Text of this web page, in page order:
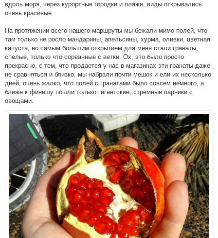
вдоль моря, через курортные городки и пляжи, виды открывались
очень красивые.
На протяжении всего нашего маршруты мы бежали мимо полей, что
там только не росло мандарины, апельсины, хурма, оливки, цветная
капуста, но самым большим открытием для меня стали гранаты,
спелые, только что сорванные с ветки. Ох, это было просто
прекрасно, с тем, что продается у нас в магазинах эти гранаты даже
не сравняться и близко, мы набрали почти мешок и ели их несколько
дней, очень жалко, что полей с гранатами было совсем немного, а
ближе к финишу пошли только гигантские, стремные парники с
овощами.